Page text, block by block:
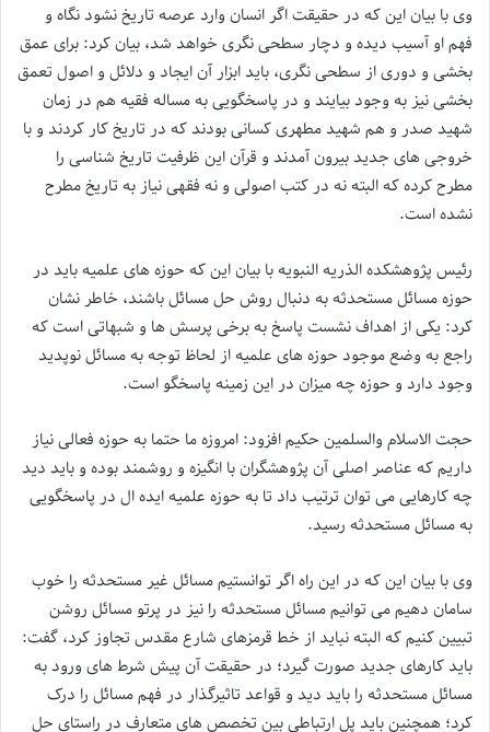
وی با بیان این که در حقیقت اگر انسان وارد عرصه تاریخ نشود نگاه و
فهم او آسیب دیده و دچار سطحی نگری خواهد شد، بیان کرد: برای عمق
بخشی و دوری از سطحی نگری، باید ابزار آن ایجاد و دلائل و اصول تعمق
بخشی نیز به وجود بیایند و در پاسخگویی به مساله فقیه هم در زمان
شهید صدر و هم شهید مطهری کسانی بودند که در تاریخ کار کردند و با
خروجی های جدید بیرون آمدند و قرآن این ظرفیت تاریخ شناسی را
مطرح کرده که البته نه در کتب اصولی و نه فقهی نیاز به تاریخ مطرح
نشده است.
رئیس پژوهشکده الذریه النبویه با بیان این که حوزه های علمیه باید در
حوزه مسائل مستحدثه به دنبال روش حل مسائل باشند، خاطر نشان
کرد: یکی از اهداف نشست پاسخ به برخی پرسش ها و شبهاتی است که
راجع به وضع موجود حوزه های علمیه از لحاظ توجه به مسائل نوپدید
وجود دارد و حوزه چه میزان در این زمینه پاسخگو است.
حجت الاسلام والسلمین حکیم افزود: امروزه ما حتما به حوزه فعالی نیاز
داریم که عناصر اصلی آن پژوهشگران با انگیزه و روشمند بوده و باید دید
چه کارهایی می توان ترتیب داد تا به حوزه علمیه ایده ال در پاسخگویی
به مسائل مستحدثه رسید.
وی با بیان این که در این راه اگر توانستیم مسائل غیر مستحدثه را خوب
سامان دهیم می توانیم مسائل مستحدثه را نیز در پرتو مسائل روشن
تبیین کنیم که البته نباید از خط قرمزهای شارع مقدس تجاوز کرد، گفت:
باید کارهای جدید صورت گیرد؛ در حقیقت آن پیش شرط های ورود به
مسائل مستحدثه را باید دید و قواعد تاثیرگذار در فهم مسائل را درک
کرد؛ همچنین باید پل ارتباطی بین تخصص های متعارف در راستای حل